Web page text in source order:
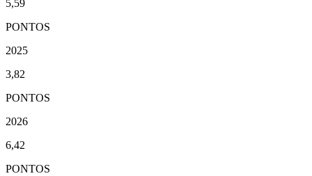
5,59
PONTOS
2025
3,82
PONTOS
2026
6,42
PONTOS